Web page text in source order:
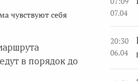
чувствуют себя
в порядок до
07.04
20:30
06.04